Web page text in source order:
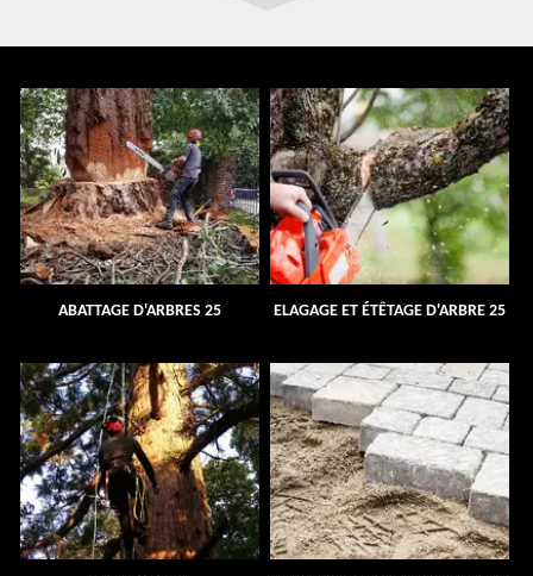
ABATTAGE D'ARBRES 25 ELAGAGE ET ÉTÊTAGE D'ARBRE 25